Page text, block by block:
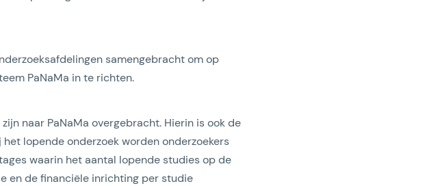
samengebracht om op
PaNaMa in te richten.
naar PaNaMa overgebracht. Hierin is ook de
lopende onderzoek worden onderzoekers
waarin het aantal lopende studies op de
en de financiële inrichting per studie